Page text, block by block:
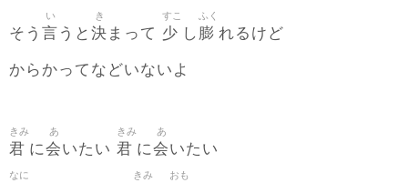
そう 言
い
うと 決
き
まって 少
すこ
し 膨
ふく
れるけど
からかってなどいないよ
君
きみ
に会
あ
いたい 君
きみ
に会
あ
いたい
なに きみ おも